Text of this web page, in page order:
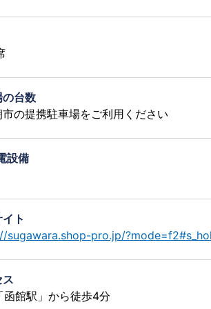
台数
市の提携駐車場をご利用ください
設備
ト
sugawara.shop-pro.jp/
ス
館駅」から徒歩4分